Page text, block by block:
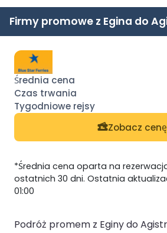
Firmy promowe z Egina do
Zobacz cenę
*Średnia cena oparta na
ostatnich 30 dni. Ostatnia
01:00
Podróż promem z Eginy do